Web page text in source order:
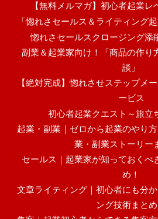
【無料メルマガ】初心者起業
「惚れさセールス＆ライティング
惚れさセールスクロージング添
副業＆起業家向け！「商品の作り
談」
【絶対完成】惚れさせステップメ
ービス
初心者起業クエスト～旅立
起業・副業｜ゼロから起業のやり
業・副業ストーリー
セールス｜起業家が知っておくべ
め！
文章ライティング｜初心者にも分
ング技術まとめ